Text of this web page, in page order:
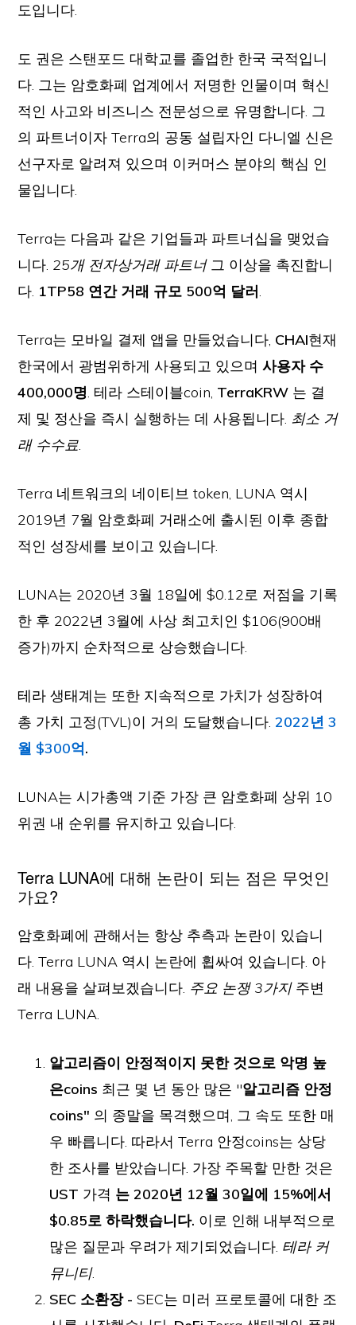
도입니다.
도 권은 스탠포드 대학교를 졸업한 한국 국적입니
다. 그는 암호화폐 업계에서 저명한 인물이며 혁신
적인 사고와 비즈니스 전문성으로 유명합니다. 그
의 파트너이자 Terra의 공동 설립자인 다니엘 신은
선구자로 알려져 있으며 이커머스 분야의 핵심 인
물입니다.
Terra는 다음과 같은 기업들과 파트너십을 맺었습
니다. 25개 전자상거래 파트너그 이상을 촉진합니
다. 1TP58 연간 거래 규모 500억 달러.
Terra는 모바일 결제 앱을 만들었습니다, CHAI현재
한국에서 광범위하게 사용되고 있으며사용자 수
400,000명. 테라 스테이블coin, TerraKRW 는 결
제 및 정산을 즉시 실행하는 데 사용됩니다. 최소 거
래 수수료.
Terra 네트워크의 네이티브 token, LUNA 역시
2019년 7월 암호화폐 거래소에 출시된 이후 종합
적인 성장세를 보이고 있습니다.
LUNA는 2020년 3월 18일에 $0.12로 저점을 기록
한 후 2022년 3월에 사상 최고치인 $106(900배
증가)까지 순차적으로 상승했습니다.
테라 생태계는 또한 지속적으로 가치가 성장하여
총 가치 고정(TVL)이 거의 도달했습니다.2022년 3
월 $300억.
LUNA는 시가총액 기준 가장 큰 암호화폐 상위 10
위권 내 순위를 유지하고 있습니다.
Terra LUNA에 대해 논란이 되는 점은 무엇인
가요?
암호화폐에 관해서는 항상 추측과 논란이 있습니
다. Terra LUNA 역시 논란에 휩싸여 있습니다. 아
래 내용을 살펴보겠습니다. 주요 논쟁 3가지주변
Terra LUNA.
알고리즘이 안정적이지 못한 것으로 악명 높
은coins 최근 몇 년 동안 많은 "알고리즘 안정
coins" 의 종말을 목격했으며, 그 속도 또한 매
우 빠릅니다. 따라서 Terra 안정coins는 상당
한 조사를 받았습니다. 가장 주목할 만한 것은
UST 가격 는 2020년 12월 30일에 15%에서
$0.85로 하락했습니다. 이로 인해 내부적으로
많은 질문과 우려가 제기되었습니다. 테라 커
뮤니티.
SEC 소환장 -SEC는 미러 프로토콜에 대한 조